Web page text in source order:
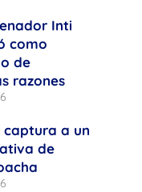
Inti
como
de
razones
captura a un
de